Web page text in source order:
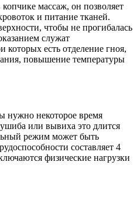
массаж, он позволяет
и питание тканей.
чтобы не прогибалась
служат
которых есть отделение гноя,
повышение температуры
нужно некоторое время
или вывиха это длится
режим может быть
составляет 4
физические нагрузки